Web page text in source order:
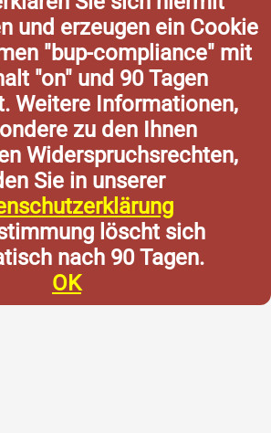
und erzeugen ein Cookie
"bup-compliance" mit
"on" und 90 Tagen
Weitere Informationen,
zu den Ihnen
Widerspruchsrechten,
Sie in unserer
löscht sich
nach 90 Tagen.
OK